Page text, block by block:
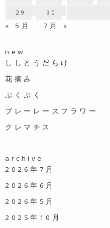
29
30
« 5月 7月 »
new
ししとうだらけ
花摘み
ぷくぷく
ブレーレースフラワー
クレマチス
archive
2026年7月
2026年6月
2026年5月
2025年10月